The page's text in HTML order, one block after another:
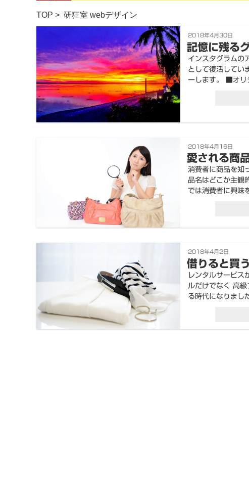
TOP > 研狂室 webデザイン
投
稿
日:
2018年4月30日
記憶に残る
インスタグラムの
として復活してい
ーします。 ■オリ
投
稿
日:
2018年4月16日
愛される商
消費者に商品を知
品名はどこか主観
では消費者に興味
投
稿
日:
2018年4月2日
借りると買
レンタルサービ
ルだけでなく 高
る時代になりまし